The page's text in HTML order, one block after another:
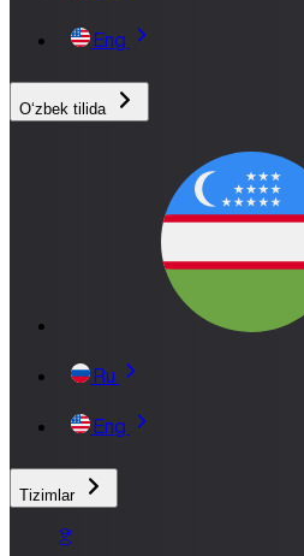
Eng
Oʻzbek tilida
Ru
Eng
Tizimlar